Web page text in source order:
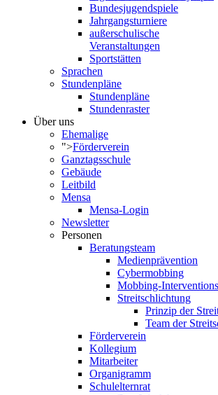
Bundesjugendspiele
Jahrgangsturniere
außerschulische
Veranstaltungen
Sportstätten
Sprachen
Stundenpläne
Stundenpläne
Stundenraster
Über uns
Ehemalige
">Förderverein
Ganztagsschule
Gebäude
Leitbild
Mensa
Mensa-Login
Newsletter
Personen
Beratungsteam
Medienprävention
Cybermobbing
Mobbing-
Streitschlichtung
Prinzip der
Team der
Förderverein
Kollegium
Mitarbeiter
Organigramm
Schulelternrat